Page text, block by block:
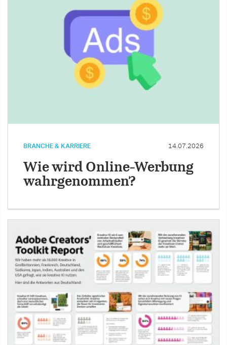
BRANCHE & KARRIERE 14.07.2026
Wie wird Online-Werbung
wahrgenommen?